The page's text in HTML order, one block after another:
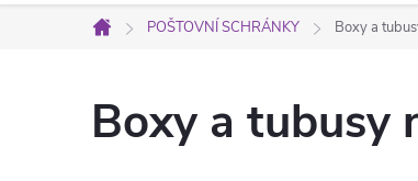
Domů
POŠTOVNÍ SCHRÁNKY Boxy a
Boxy a tubusy